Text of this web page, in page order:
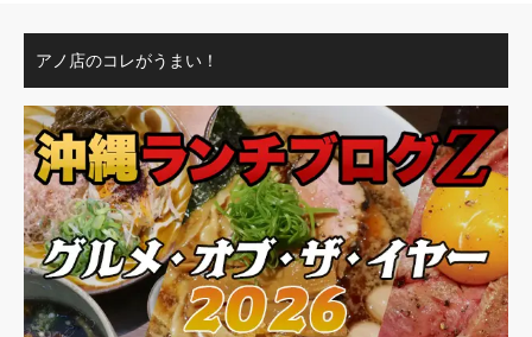
アノ店のコレがうまい！